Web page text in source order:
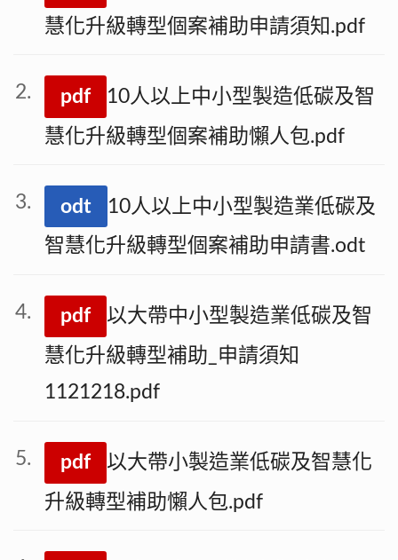
慧化升級轉型個案補助申請須知.pdf
pdf
10人以上中小型製造低碳及智
慧化升級轉型個案補助懶人包.pdf
odt
10人以上中小型製造業低碳及
智慧化升級轉型個案補助申請書.odt
pdf
以大帶中小型製造業低碳及智
慧化升級轉型補助_申請須知
1121218.pdf
pdf
以大帶小製造業低碳及智慧化
升級轉型補助懶人包.pdf